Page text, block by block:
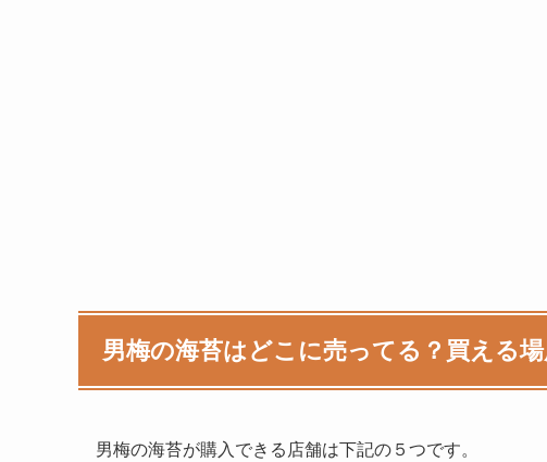
男梅の海苔はどこに売ってる？買える
男梅の海苔が購入できる店舗は下記の５つです。